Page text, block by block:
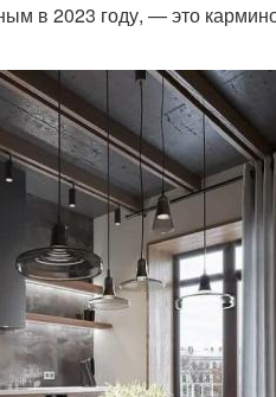
в 2023 году, — это